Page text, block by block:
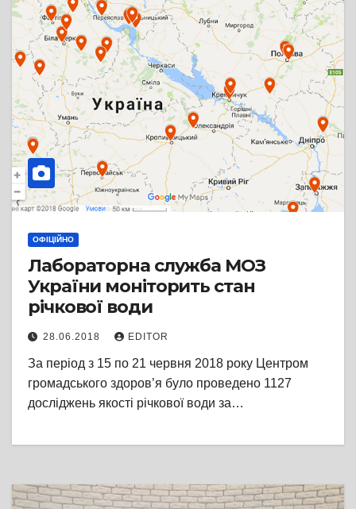
ОФІЦІЙНО
Лабораторна служба МОЗ
України моніторить стан
річкової води
28.06.2018 EDITOR
За період з 15 по 21 червня 2018 року Центром
громадського здоров’я було проведено 1127
досліджень якості річкової води за…